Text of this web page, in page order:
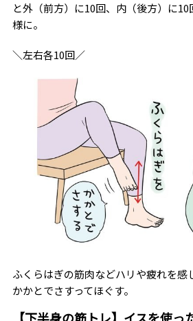
と外（前方）に10回、内（後方）に
様に。
＼左右各10回／
ふくらはぎの筋肉などハリや疲れを感
かかとでさすってほぐす。